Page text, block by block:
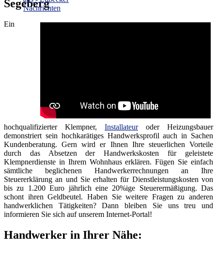
Segeberg
Ein
hochqualifizierter Klempner, Installateuroder Heizungsbauer
demonstriert sein hochkarätiges Handwerksprofil auch in Sachen
Kundenberatung. Gern wird er Ihnen Ihre steuerlichen Vorteile
durch das Absetzen der Handwerkskosten für geleistete
Klempnerdienste in Ihrem Wohnhaus erklären. Fügen Sie einfach
sämtliche beglichenen Handwerkerrechnungen an Ihre
Steuererklärung an und Sie erhalten für Dienstleistungskosten von
bis zu 1.200 Euro jährlich eine 20%ige Steuerermäßigung. Das
schont ihren Geldbeutel. Haben Sie weitere Fragen zu anderen
handwerklichen Tätigkeiten? Dann bleiben Sie uns treu und
informieren Sie sich auf unserem Internet-Portal!
Handwerker in Ihrer Nähe: